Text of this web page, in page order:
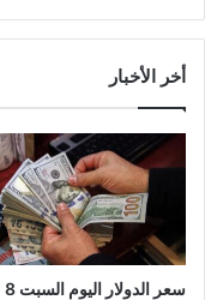
أخر الأخبار
سعر الدولار اليوم السبت 8